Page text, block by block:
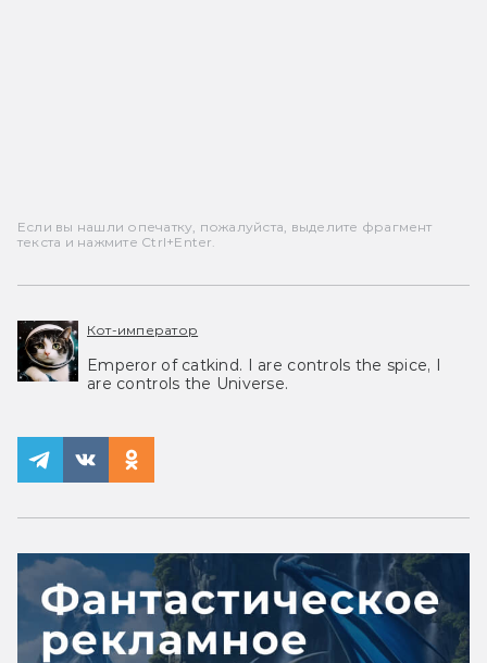
Если вы нашли опечатку, пожалуйста, выделите фрагмент
текста и нажмите Ctrl+Enter.
Кот-император
Emperor of catkind. I are controls the spice, I
are controls the Universe.